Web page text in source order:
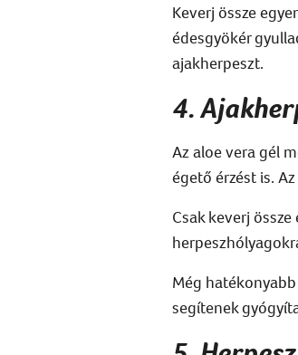
Keverj össze
édesgyökér
ajakherpeszt.
4.
Az aloe vera gél
égető érzést is.
Csak keverj
Még
segítenek